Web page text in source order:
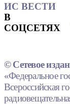
ИС ВЕСТИ
В
СОЦСЕТЯХ
© Сетевое
«Федеральное
Всероссийская